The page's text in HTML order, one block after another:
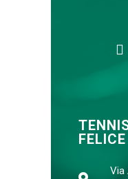
Via